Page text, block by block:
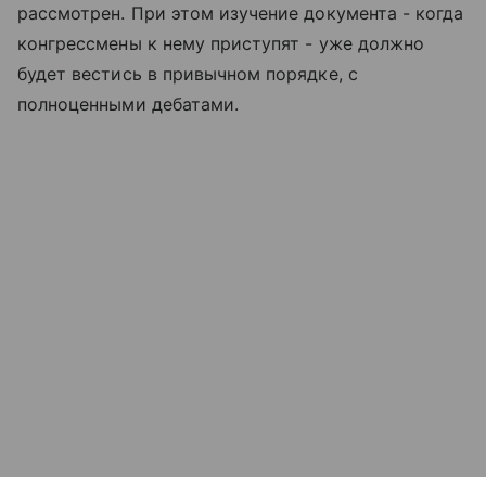
рассмотрен. При этом изучение документа - когда
конгрессмены к нему приступят - уже должно
будет вестись в привычном порядке, с
полноценными дебатами.